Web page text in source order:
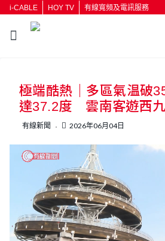
i-CABLE HOY TV 有線寬頻及電訊服務
按輸入鍵開始搜尋
極端酷熱｜多區氣温破
達37.2度 雲南客遊西九
有線新聞 2026年06月04日